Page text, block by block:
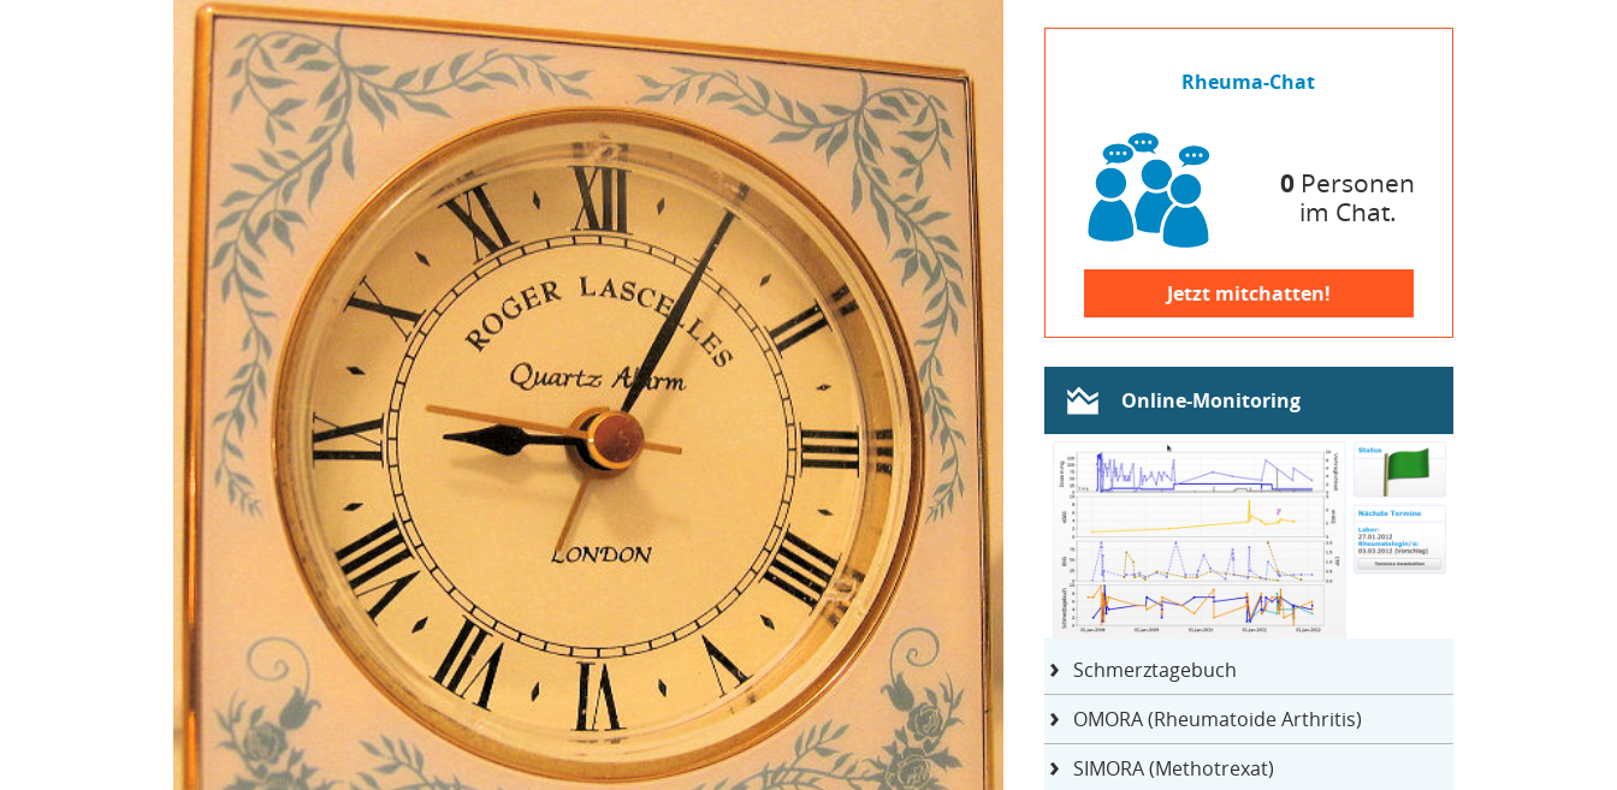
Rheuma-Chat
0 Personen
im Chat.
Jetzt mitchatten!
Online-Monitoring
Schmerztagebuch
OMORA (Rheumatoide Arthritis)
SIMORA (Methotrexat)